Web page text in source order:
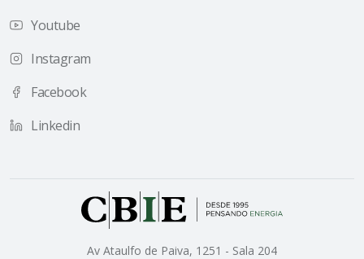
Youtube
Instagram
Facebook
Linkedin
Av Ataulfo de Paiva, 1251 - Sala 204